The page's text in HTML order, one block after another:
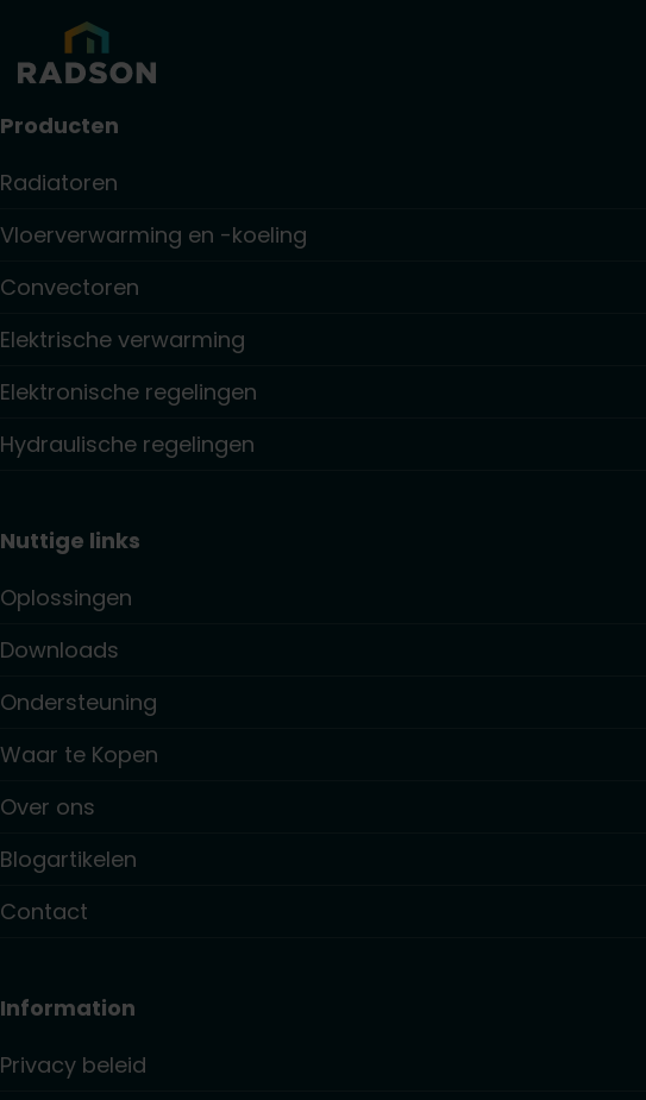
Producten
Radiatoren
Vloerverwarming en -koeling
Convectoren
Elektrische verwarming
Elektronische regelingen
Hydraulische regelingen
Nuttige links
Oplossingen
Downloads
Ondersteuning
Waar te Kopen
Over ons
Blogartikelen
Contact
Information
Privacy beleid